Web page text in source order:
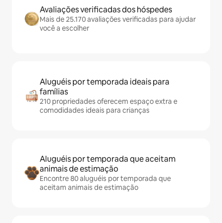
Avaliações verificadas dos hóspedes
Mais de 25.170 avaliações verificadas para ajudar
você a escolher
Aluguéis por temporada ideais para
famílias
210 propriedades oferecem espaço extra e
comodidades ideais para crianças
Aluguéis por temporada que aceitam
animais de estimação
Encontre 80 aluguéis por temporada que
aceitam animais de estimação